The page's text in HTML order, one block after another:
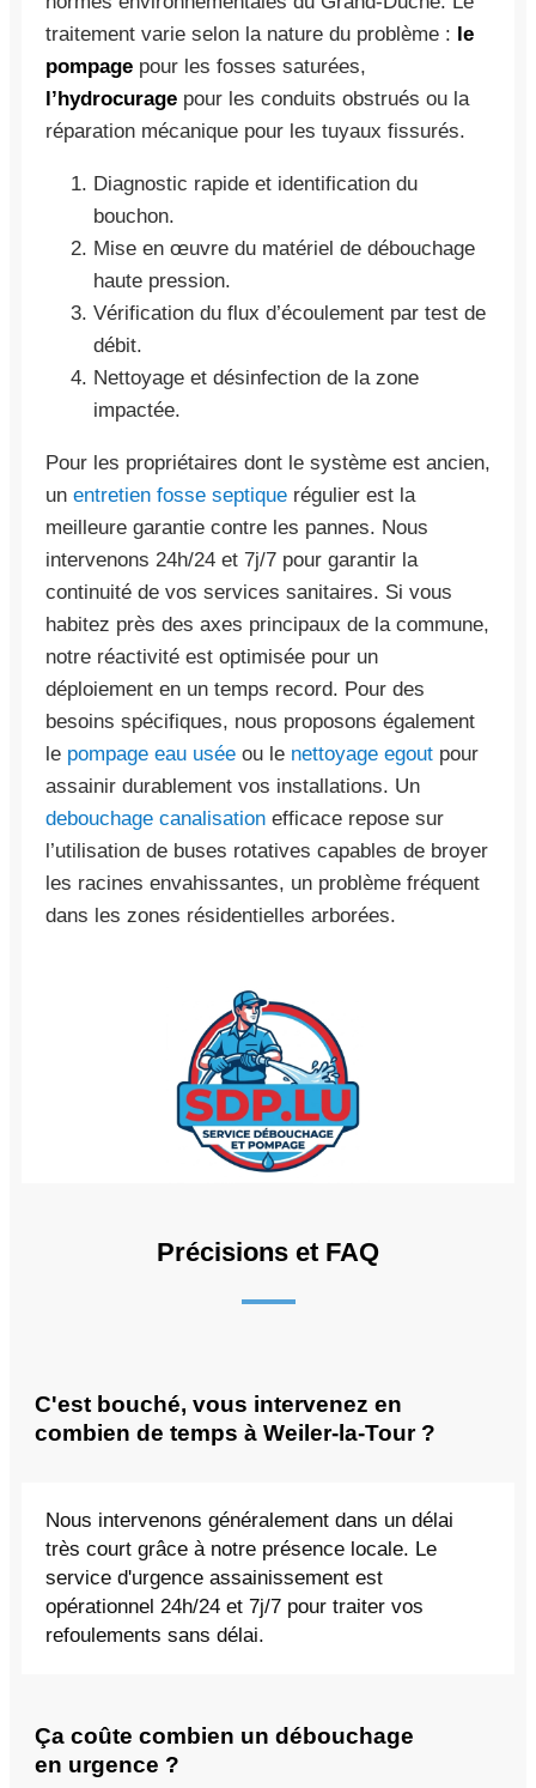
traitement varie selon la nature du problème : le
pompage pour les fosses saturées,
l’hydrocurage pour les conduits obstrués ou la
réparation mécanique pour les tuyaux fissurés.
Diagnostic rapide et identification du
bouchon.
Mise en œuvre du matériel de débouchage
haute pression.
Vérification du flux d’écoulement par test de
débit.
Nettoyage et désinfection de la zone
impactée.
Pour les propriétaires dont le système est ancien,
un entretien fosse septique régulier est la
meilleure garantie contre les pannes. Nous
intervenons 24h/24 et 7j/7 pour garantir la
continuité de vos services sanitaires. Si vous
habitez près des axes principaux de la commune,
notre réactivité est optimisée pour un
déploiement en un temps record. Pour des
besoins spécifiques, nous proposons également
le pompage eau usée ou le nettoyage egout pour
assainir durablement vos installations. Un
debouchage canalisation efficace repose sur
l’utilisation de buses rotatives capables de broyer
les racines envahissantes, un problème fréquent
dans les zones résidentielles arborées.
Précisions et FAQ
C'est bouché, vous intervenez en
combien de temps à Weiler-la-Tour ?
Nous intervenons généralement dans un délai
très court grâce à notre présence locale. Le
service d'urgence assainissement est
opérationnel 24h/24 et 7j/7 pour traiter vos
refoulements sans délai.
Ça coûte combien un débouchage
en urgence ?